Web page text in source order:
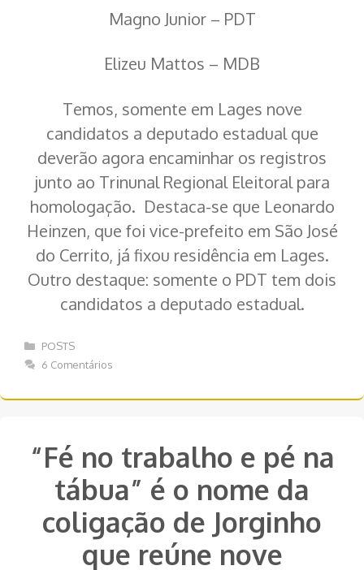
Magno Junior – PDT
Elizeu Mattos – MDB
Temos, somente em Lages nove
candidatos a deputado estadual que
deverão agora encaminhar os registros
junto ao Trinunal Regional Eleitoral para
homologação. Destaca-se que Leonardo
Heinzen, que foi vice-prefeito em São José
do Cerrito, já fixou residência em Lages.
Outro destaque: somente o PDT tem dois
candidatos a deputado estadual.
Categorias
POSTS
6 Comentários
“Fé no trabalho e pé na
tábua” é o nome da
coligação de Jorginho
que reúne nove